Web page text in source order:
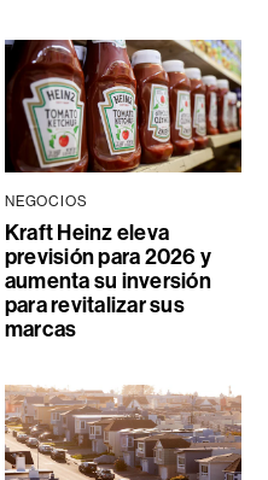
NEGOCIOS
Kraft Heinz eleva
previsión para 2026 y
aumenta su inversión
para revitalizar sus
marcas